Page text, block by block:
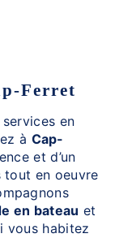
Ferret
en
à Cap-
et d’un
tout en oeuvre
en bateau et
vous habitez